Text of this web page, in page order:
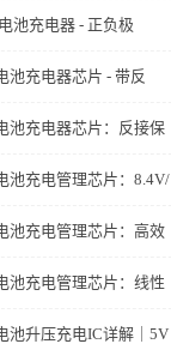
池充电器 - 正负极
池充电器芯片 - 带反
池充电器芯片：反接保
池充电管理芯片：8.4V/
池充电管理芯片：高效
池充电管理芯片：线性
池升压充电IC详解｜5V